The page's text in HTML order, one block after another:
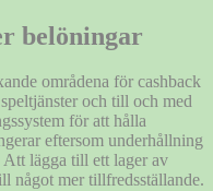
belöningar
områdena för cashback
och till och med
för att hålla
eftersom underhållning
Att lägga till ett lager av
något mer tillfredsställande.